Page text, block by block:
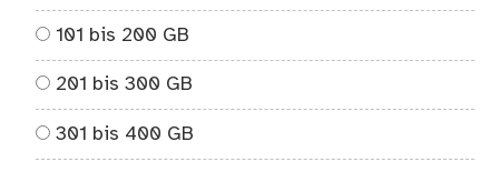
101 bis 200 GB
201 bis 300 GB
301 bis 400 GB